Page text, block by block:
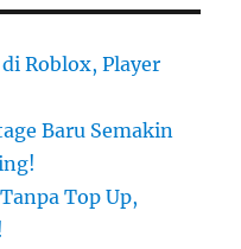
Roblox, Player
Baru Semakin
Top Up,